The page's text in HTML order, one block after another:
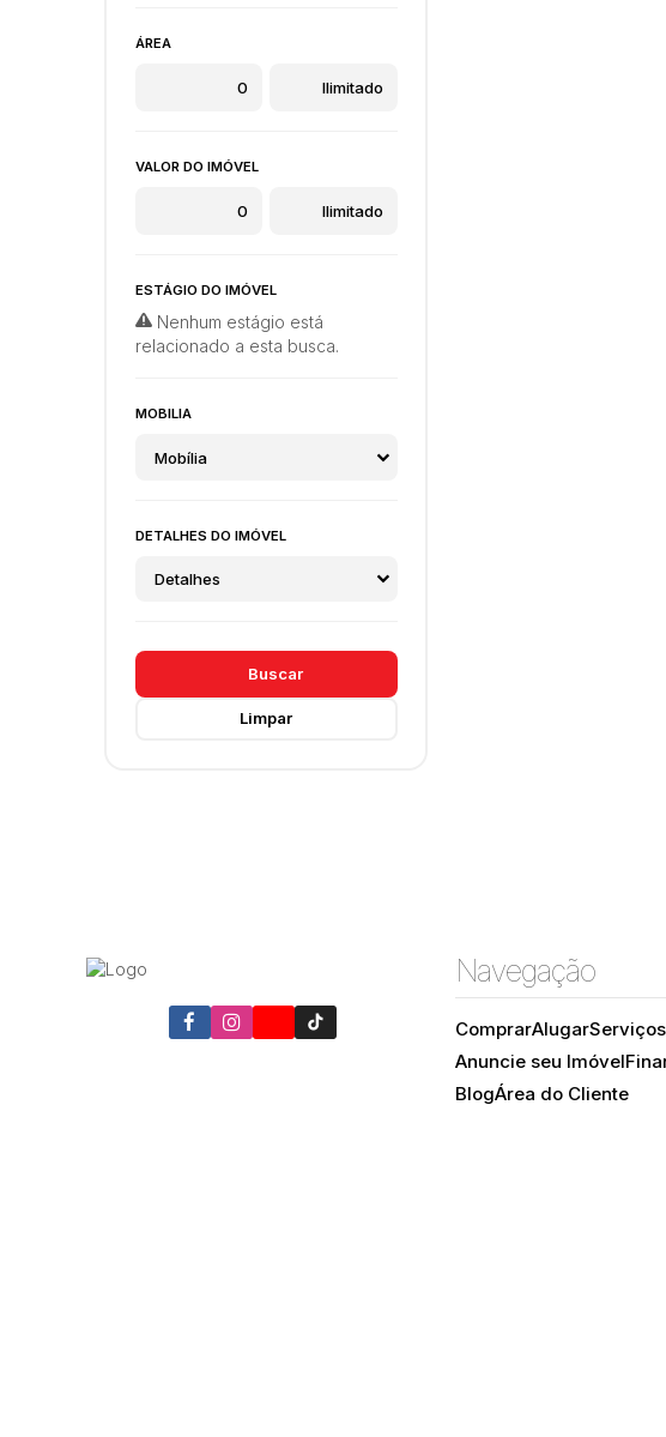
ÁREA
VALOR DO IMÓVEL
ESTÁGIO DO IMÓVEL
Nenhum estágio está
relacionado a esta busca.
MOBILIA
Mobília
DETALHES DO IMÓVEL
Detalhes
Buscar
Limpar
Navegação
ComprarAlugarServiços
Anuncie seu Imóvel
BlogÁrea do Cliente